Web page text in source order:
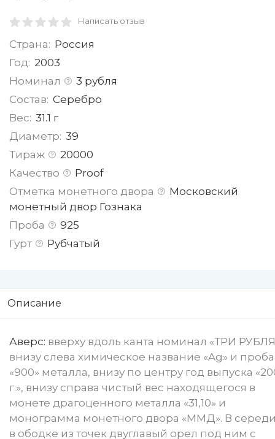
Написать отзыв
Страна: Россия
Год: 2003
Номинал
3 рубля
Состав: Серебро
Вес: 31.1 г
Диаметр: 39
Тираж
20000
Качество
Proof
Отметка монетного двора
Московский
монетный двор Гознака
Проба
925
Гурт
Рубчатый
Описание
Аверс: вверху вдоль канта номинал «ТРИ
внизу слева химическое название «Ag» и проба
«900» металла, внизу по центру год выпуска
г.», внизу справа чистый вес находящегося в
монете драгоценного металла «31,10» и
монограмма монетного двора «ММД». В
в ободке из точек двуглавый орел под ним с